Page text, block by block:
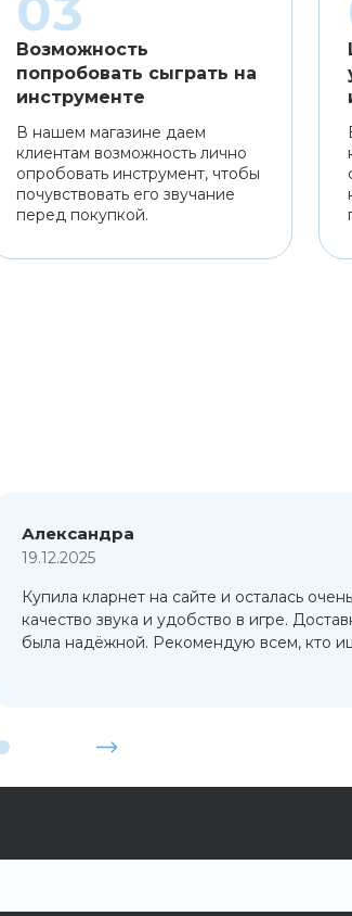
Возможность
попробовать сыграть на
инструменте
В нашем магазине даем
клиентам возможность лично
опробовать инструмент, чтобы
почувствовать его звучание
перед покупкой.
Александра
19.12.2025
Купила кларнет на сайте и осталась
качество звука и удобство в игре.
была надёжной. Рекомендую всем, кто